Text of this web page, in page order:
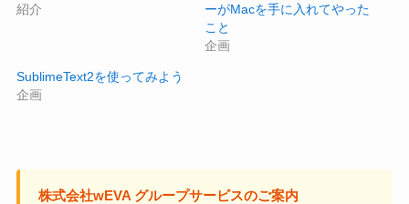
紹介
ーがMacを手に入れてやった
こと
企画
SublimeText2を使ってみよう
企画
株式会社wEVA グループサービスのご案内